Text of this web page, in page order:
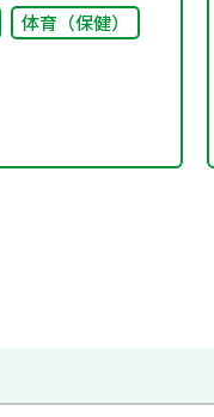
体育（保健）